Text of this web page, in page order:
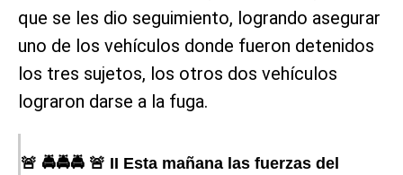
que se les dio seguimiento, logrando asegurar
uno de los vehículos donde fueron detenidos
los tres sujetos, los otros dos vehículos
lograron darse a la fuga.
🚨 🚔🚔🚔 🚨 II Esta mañana las fuerzas del